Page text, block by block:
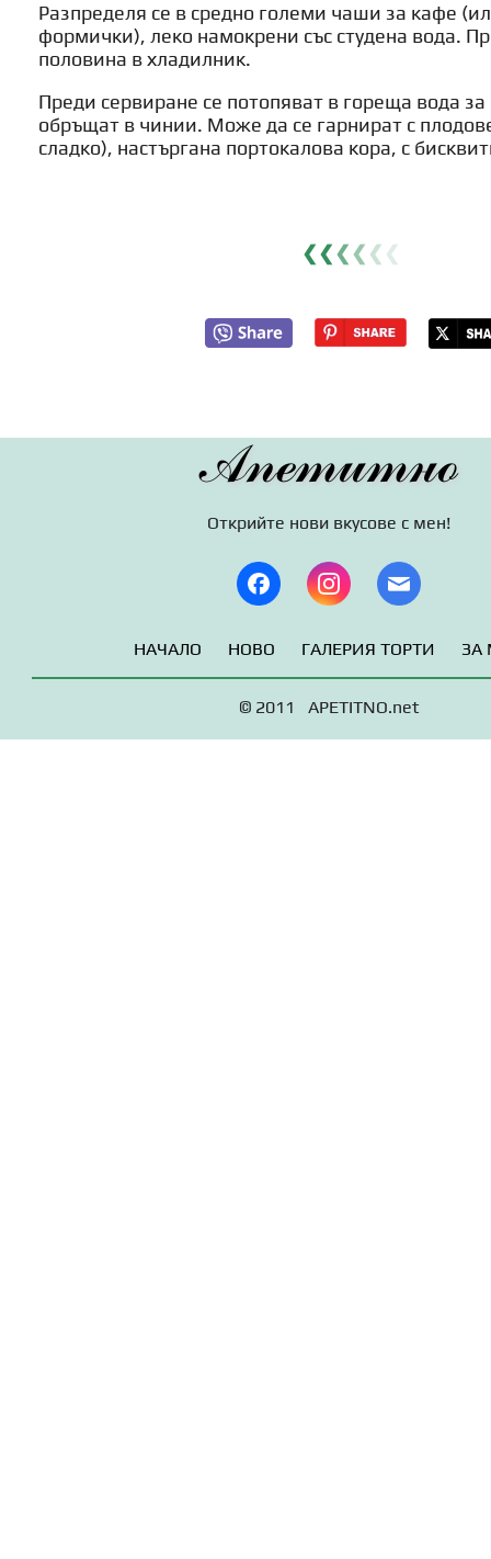
Разпределя се в средно големи чаши за кафе
формички), леко намокрени със студена вода.
половина в хладилник.
Преди сервиране се потопяват в гореща вода за
обръщат в чинии. Може да се гарнират с
сладко), настъргана портокалова кора, с
❮❮❮ ❮ ❮ ❮
Апетитно
Открийте нови вкусове с мен!
НАЧАЛО НОВО ГАЛЕРИЯ ТОРТИ ЗА
© 2011 APETITNO.net